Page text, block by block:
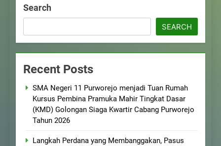
Search
SEARCH
Recent Posts
SMA Negeri 11 Purworejo menjadi Tuan Rumah
Kursus Pembina Pramuka Mahir Tingkat Dasar
(KMD) Golongan Siaga Kwartir Cabang Purworejo
Tahun 2026
Langkah Perdana yang Membanggakan, Pasus